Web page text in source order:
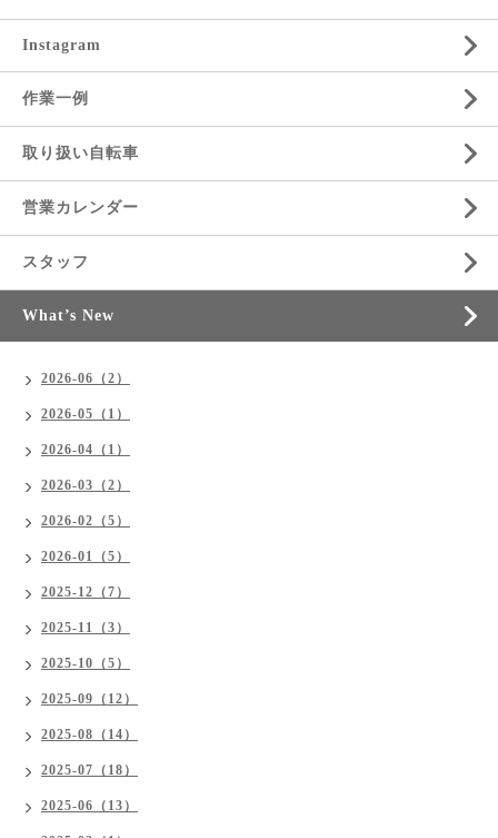
Instagram
作業一例
取り扱い自転車
営業カレンダー
スタッフ
What’s New
2026-06（2）
2026-05（1）
2026-04（1）
2026-03（2）
2026-02（5）
2026-01（5）
2025-12（7）
2025-11（3）
2025-10（5）
2025-09（12）
2025-08（14）
2025-07（18）
2025-06（13）